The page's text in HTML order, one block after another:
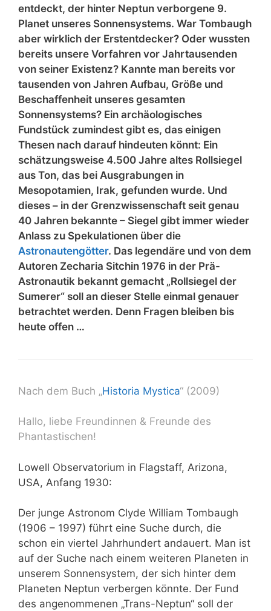
entdeckt, der hinter Neptun verborgene 9.
Planet unseres Sonnensystems. War Tombaugh
aber wirklich der Erstentdecker? Oder wussten
bereits unsere Vorfahren vor Jahrtausenden
von seiner Existenz? Kannte man bereits vor
tausenden von Jahren Aufbau, Größe und
Beschaffenheit unseres gesamten
Sonnensystems? Ein archäologisches
Fundstück zumindest gibt es, das einigen
Thesen nach darauf hindeuten könnt: Ein
schätzungsweise 4.500 Jahre altes Rollsiegel
aus Ton, das bei Ausgrabungen in
Mesopotamien, Irak, gefunden wurde. Und
dieses – in der Grenzwissenschaft seit genau
40 Jahren bekannte – Siegel gibt immer wieder
Anlass zu Spekulationen über die
Astronautengötter. Das legendäre und von dem
Autoren Zecharia Sitchin 1976 in der Prä-
Astronautik bekannt gemacht „Rollsiegel der
Sumerer“ soll an dieser Stelle einmal genauer
betrachtet werden. Denn Fragen bleiben bis
heute offen …
Nach dem Buch „Historia Mystica“ (2009)
Hallo, liebe Freundinnen & Freunde des
Phantastischen!
Lowell Observatorium in Flagstaff, Arizona,
USA, Anfang 1930:
Der junge Astronom Clyde William Tombaugh
(1906 – 1997) führt eine Suche durch, die
schon ein viertel Jahrhundert andauert. Man ist
auf der Suche nach einem weiteren Planeten in
unserem Sonnensystem, der sich hinter dem
Planeten Neptun verbergen könnte. Der Fund
des angenommenen „Trans-Neptun“ soll der